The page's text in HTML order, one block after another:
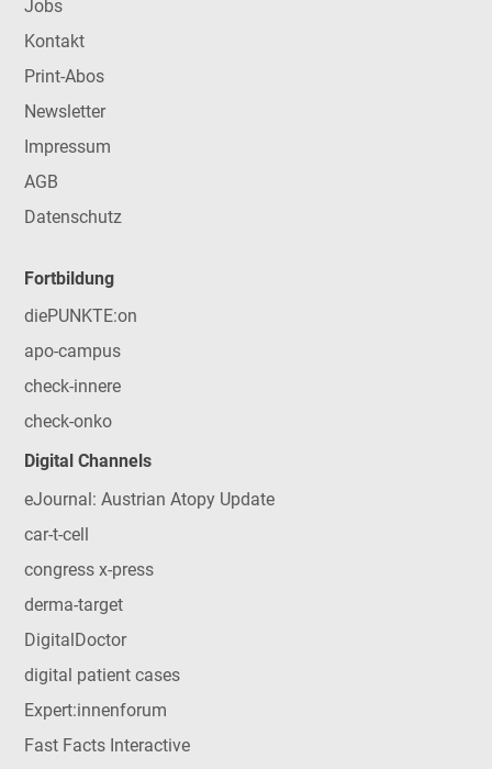
Jobs
Kontakt
Print-Abos
Newsletter
Impressum
AGB
Datenschutz
Fortbildung
diePUNKTE:on
apo-campus
check-innere
check-onko
Digital Channels
eJournal: Austrian Atopy Update
car-t-cell
congress x-press
derma-target
DigitalDoctor
digital patient cases
Expert:innenforum
Fast Facts Interactive